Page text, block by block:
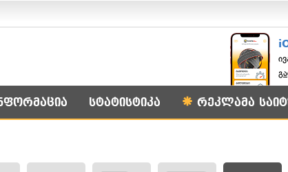
სტატისტიკა რეკლამა